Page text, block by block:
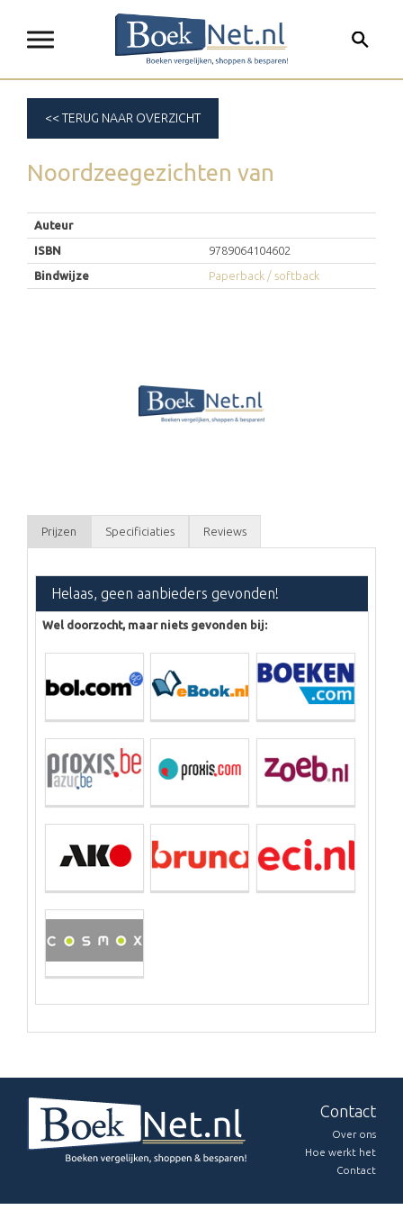
<< TERUG NAAR OVERZICHT
Noordzeegezichten van
Auteur
ISBN
9789064104602
Bindwijze
Paperback / softback
Prijzen Specificiaties Reviews
Helaas, geen aanbieders gevonden!
Wel doorzocht, maar niets gevonden bij:
Contact
Over ons
Hoe werkt het
Contact